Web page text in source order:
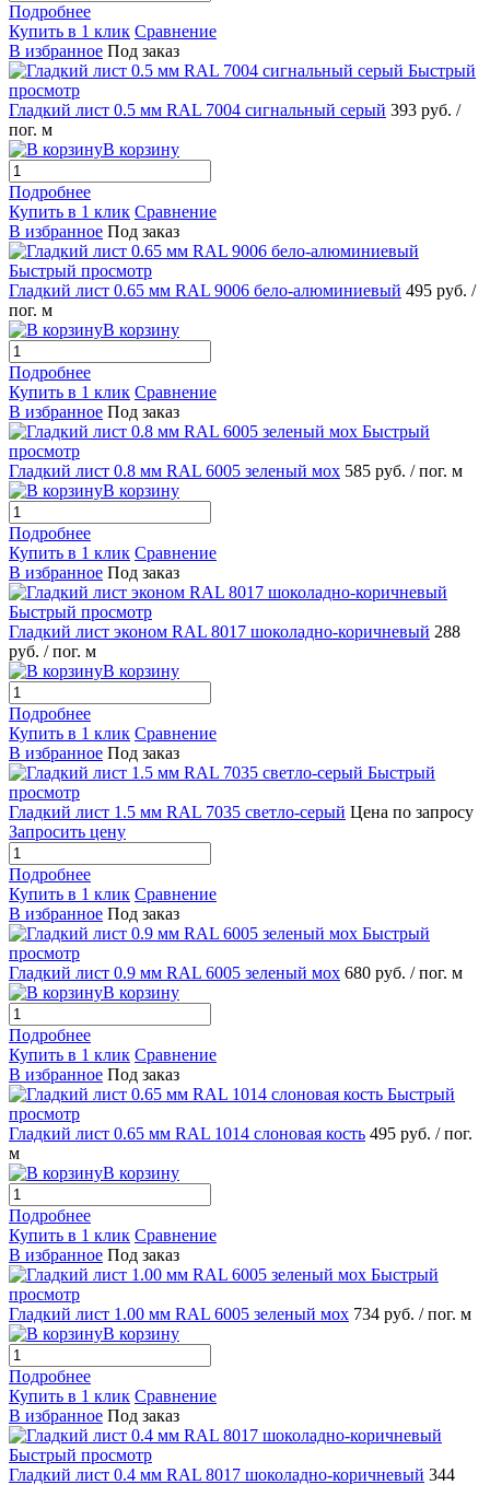
Подробнее
Купить в 1 клик Сравнение
В избранное Под заказ
Быстрый
просмотр
Гладкий лист 0.5 мм RAL 7004 сигнальный серый 393 руб. /
пог. м
В корзину
Подробнее
Купить в 1 клик Сравнение
В избранное Под заказ
Быстрый просмотр
Гладкий лист 0.65 мм RAL 9006 бело-алюминиевый 495 руб. /
пог. м
В корзину
Подробнее
Купить в 1 клик Сравнение
В избранное Под заказ
Быстрый
просмотр
Гладкий лист 0.8 мм RAL 6005 зеленый мох 585 руб. / пог. м
В корзину
Подробнее
Купить в 1 клик Сравнение
В избранное Под заказ
Быстрый просмотр
Гладкий лист эконом RAL 8017 шоколадно-коричневый 288
руб. / пог. м
В корзину
Подробнее
Купить в 1 клик Сравнение
В избранное Под заказ
Быстрый
просмотр
Гладкий лист 1.5 мм RAL 7035 светло-серый Цена по запросу
Запросить цену
Подробнее
Купить в 1 клик Сравнение
В избранное Под заказ
Быстрый
просмотр
Гладкий лист 0.9 мм RAL 6005 зеленый мох 680 руб. / пог. м
В корзину
Подробнее
Купить в 1 клик Сравнение
В избранное Под заказ
Быстрый
просмотр
Гладкий лист 0.65 мм RAL 1014 слоновая кость 495 руб. / пог.
м
В корзину
Подробнее
Купить в 1 клик Сравнение
В избранное Под заказ
Быстрый
просмотр
Гладкий лист 1.00 мм RAL 6005 зеленый мох 734 руб. / пог. м
В корзину
Подробнее
Купить в 1 клик Сравнение
В избранное Под заказ
Быстрый просмотр
Гладкий лист 0.4 мм RAL 8017 шоколадно-коричневый 344